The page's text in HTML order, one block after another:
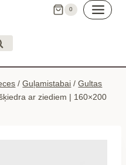
0
/ Guļamistabai / Gultas
ar ziediem | 160×200